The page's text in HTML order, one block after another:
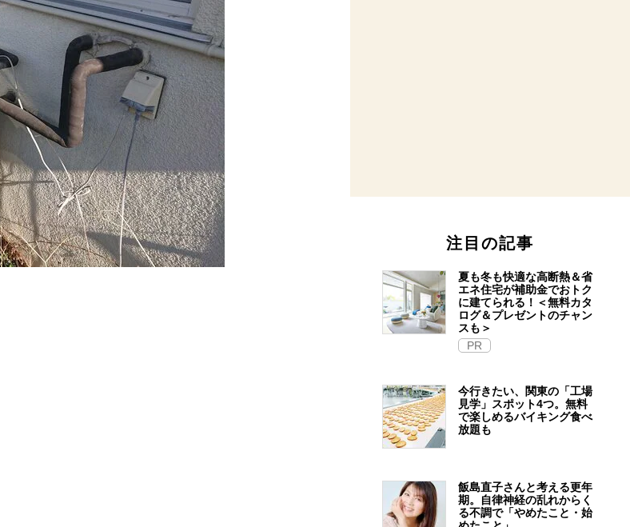
注目の記事
夏も冬も快適な高断熱＆省
エネ住宅が補助金でおトク
に建てられる！＜無料カタ
ログ＆プレゼントのチャン
スも＞
PR
今行きたい、関東の「工場
見学」スポット4つ。無料
で楽しめるバイキング食べ
放題も
飯島直子さんと考える更年
期。自律神経の乱れからく
る不調で「やめたこと・始